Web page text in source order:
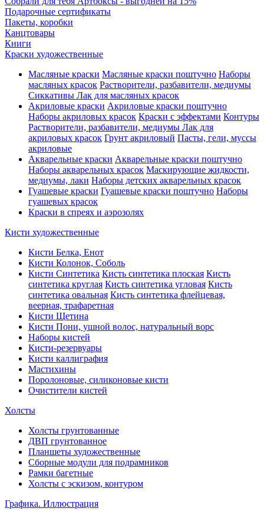
Подарочные сертификаты
Пакеты, коробки
Канцтовары
Книги
Краски художественные
Масляные краски Масляные краски поштучно Наборы
масляных красок Растворители, разбавители, медиумы
Сиккативы Лак для масляных красок
Акриловые краски Акриловые краски поштучно
Наборы акриловых красок Краски с эффектами Контуры
Растворители, разбавители, медиумы Лак для
акриловых красок Грунт акриловый Пасты, гели, муссы
акриловые
Акварельные краски Акварельные краски поштучно
Наборы акварельных красок Маскирующие жидкости,
медиумы, лаки Наборы детских акварельных красок
Гуашевые краски Гуашевые краски поштучно Наборы
гуашевых красок
Краски в спреях и аэрозолях
Кисти художественные
Кисти Белка, Енот
Кисти Колонок, Соболь
Кисти Синтетика Кисть синтетика плоская Кисть
синтетика круглая Кисть синтетика угловая Кисть
синтетика овальная Кисть синтетика флейцевая,
веерная, трафаретная
Кисти Щетина
Кисти Пони, ушной волос, натуральный ворс
Наборы кистей
Кисти-резервуары
Кисти каллиграфия
Мастихины
Поролоновые, силиконовые кисти
Очистители кистей
Холсты
Холсты грунтованные
ДВП грунтованное
Планшеты художественные
Сборные модули для подрамников
Рамки багетные
Холсты c эскизом, контуром
Графика. Иллюстрация